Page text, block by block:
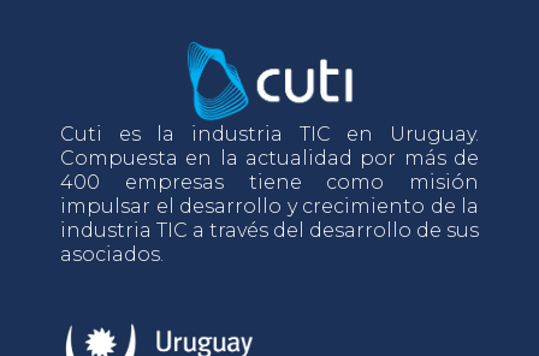
Cuti es la industria TIC en Uruguay.
Compuesta en la actualidad por más de
400 empresas tiene como misión
impulsar el desarrollo y crecimiento de la
industria TIC a través del desarrollo de sus
asociados.